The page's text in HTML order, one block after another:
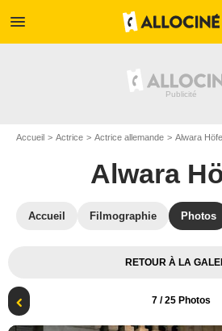
menu
Accueil Actrice Actrice allemande Alwara
Alwara
Accueil Filmographie Photos
RETOUR À LA
7/ 25 Photos